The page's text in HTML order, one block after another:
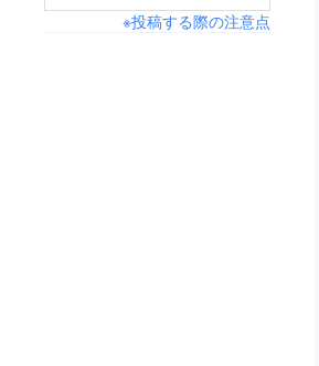
※投稿する際の注意点